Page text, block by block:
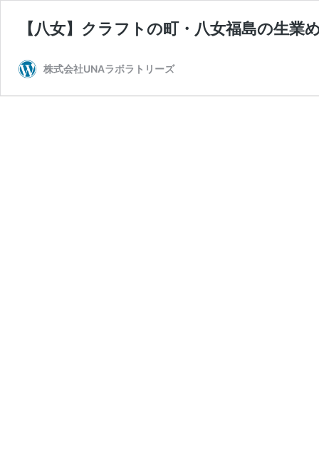
【八女】クラフトの町・八女福島の生業
株式会社UNAラボラトリーズ